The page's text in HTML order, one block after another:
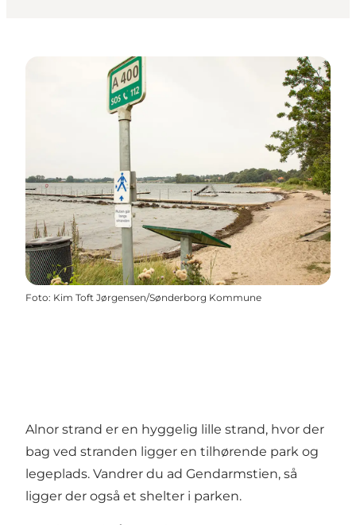
Foto: Kim Toft Jørgensen/Sønderborg Kommune
Alnor strand er en hyggelig lille strand, hvor der
bag ved stranden ligger en tilhørende park og
legeplads. Vandrer du ad Gendarmstien, så
ligger der også et shelter i parken.